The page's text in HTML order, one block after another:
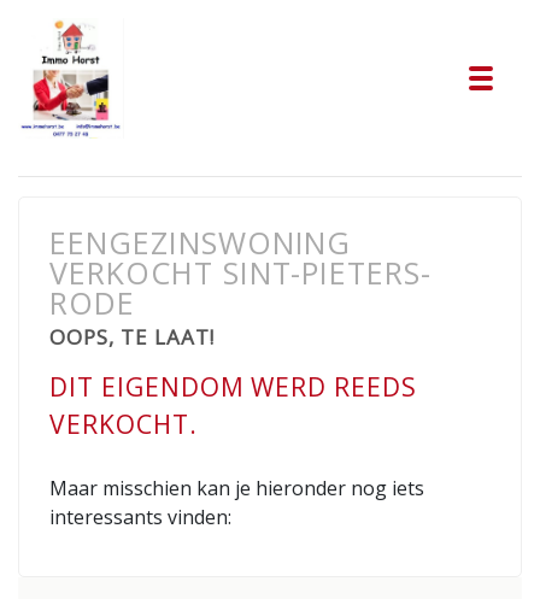
EENGEZINSWONING
VERKOCHT SINT-PIETERS-
RODE
OOPS, TE LAAT!
DIT EIGENDOM WERD REEDS
VERKOCHT.
Maar misschien kan je hieronder nog iets
interessants vinden: